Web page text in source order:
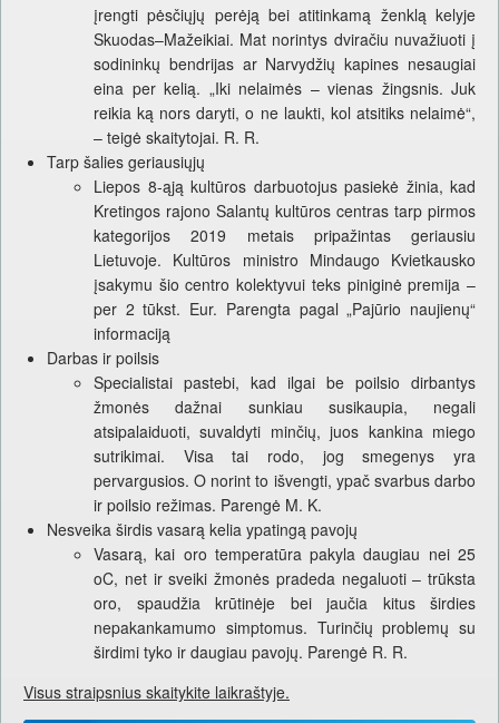
įrengti pėsčiųjų perėją bei atitinkamą ženklą kelyje
Skuodas–Mažeikiai. Mat norintys dviračiu nuvažiuoti į
sodininkų bendrijas ar Narvydžių kapines nesaugiai
eina per kelią. „Iki nelaimės – vienas žingsnis. Juk
reikia ką nors daryti, o ne laukti, kol atsitiks nelaimė“,
– teigė skaitytojai. R. R.
Tarp šalies geriausiųjų
Liepos 8-ąją kultūros darbuotojus pasiekė žinia, kad
Kretingos rajono Salantų kultūros centras tarp pirmos
kategorijos 2019 metais pripažintas geriausiu
Lietuvoje. Kultūros ministro Mindaugo Kvietkausko
įsakymu šio centro kolektyvui teks piniginė premija –
per 2 tūkst. Eur. Parengta pagal „Pajūrio naujienų“
informaciją
Darbas ir poilsis
Specialistai pastebi, kad ilgai be poilsio dirbantys
žmonės dažnai sunkiau susikaupia, negali
atsipalaiduoti, suvaldyti minčių, juos kankina miego
sutrikimai. Visa tai rodo, jog smegenys yra
pervargusios. O norint to išvengti, ypač svarbus darbo
ir poilsio režimas. Parengė M. K.
Nesveika širdis vasarą kelia ypatingą pavojų
Vasarą, kai oro temperatūra pakyla daugiau nei 25
oC, net ir sveiki žmonės pradeda negaluoti – trūksta
oro, spaudžia krūtinėje bei jaučia kitus širdies
nepakankamumo simptomus. Turinčių problemų su
širdimi tyko ir daugiau pavojų. Parengė R. R.
Visus straipsnius skaitykite laikraštyje.